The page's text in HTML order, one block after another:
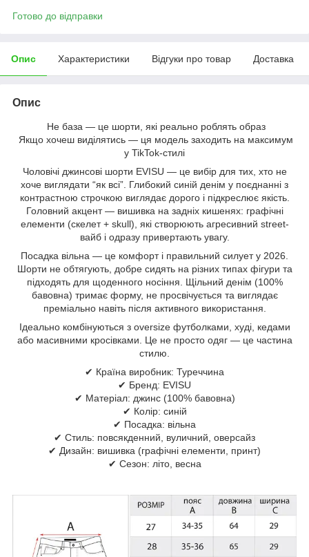
Готово до відправки
Опис Характеристики Відгуки про товар Доставка
Опис
Не база — це шорти, які реально роблять образ
Якщо хочеш виділятись — ця модель заходить на максимум
у TikTok-стилі
Чоловічі джинсові шорти EVISU — це вибір для тих, хто не
хоче виглядати “як всі”. Глибокий синій денім у поєднанні з
контрастною строчкою виглядає дорого і підкреслює якість.
Головний акцент — вишивка на задніх кишенях: графічні
елементи (скелет + skull), які створюють агресивний street-
вайб і одразу привертають увагу.
Посадка вільна — це комфорт і правильний силует у 2026.
Шорти не обтягують, добре сидять на різних типах фігури та
підходять для щоденного носіння. Щільний денім (100%
бавовна) тримає форму, не просвічується та виглядає
преміально навіть після активного використання.
Ідеально комбінуються з oversize футболками, худі, кедами
або масивними кросівками. Це не просто одяг — це частина
стилю.
✔ Країна виробник: Туреччина
✔ Бренд: EVISU
✔ Матеріал: джинс (100% бавовна)
✔ Колір: синій
✔ Посадка: вільна
✔ Стиль: повсякденний, вуличний, оверсайз
✔ Дизайн: вишивка (графічні елементи, принт)
✔ Сезон: літо, весна